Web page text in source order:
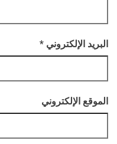
البريد الإلكتروني *
الموقع الإلكتروني